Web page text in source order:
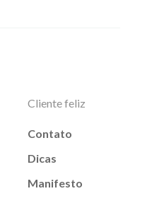
Cliente feliz
Contato
Dicas
Manifesto